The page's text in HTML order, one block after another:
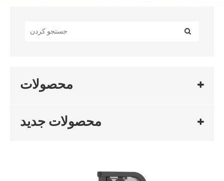
محصولات
محصولات جدید